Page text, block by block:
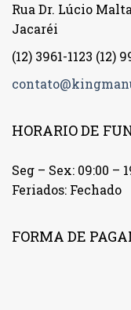
Rua Dr. Lúcio
Jacaréi
(12) 3961-1123 (12)
HORARIO DE
Seg – Sex: 09:00 –
Feriados: Fechado
FORMA DE